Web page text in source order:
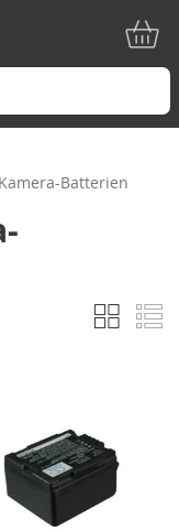
Batterien
Anzeigen
als
Liste